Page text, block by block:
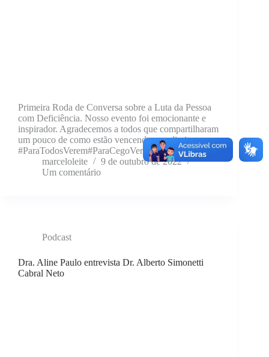
Primeira Roda de Conversa sobre a Luta da Pessoa
com Deficiência. Nosso evento foi emocionante e
inspirador. Agradecemos a todos que compartilharam
um pouco de como estão vencendo seus limites.
#ParaTodosVerem#ParaCegoVer
marceloleite
9 de outubro de 2022
Um comentário
Podcast
Dra. Aline Paulo entrevista Dr. Alberto Simonetti
Cabral Neto